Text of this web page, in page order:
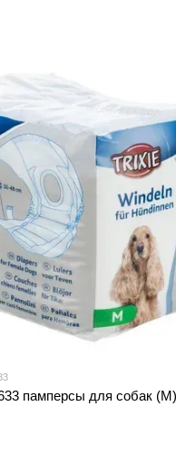
памперсы для собак